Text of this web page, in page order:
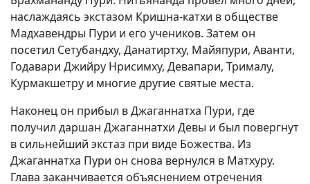
наслаждаясь экстазом Кришна-катхи в обществе
Мадхавендры Пури и его учеников. Затем он
посетил Сетубандху, Данатиртху, Майяпури, Аванти,
Годавари Джийру Нрисимху, Девапари, Трималу,
Курмакшетру и многие другие святые места.
Наконец он прибыл в Джаганнатха Пури, где
получил даршан Джаганнатхи Девы и был повергнут
в сильнейший экстаз при виде Божества. Из
Джаганнатха Пури он снова вернулся в Матхуру.
Глава заканчивается объяснением отречения